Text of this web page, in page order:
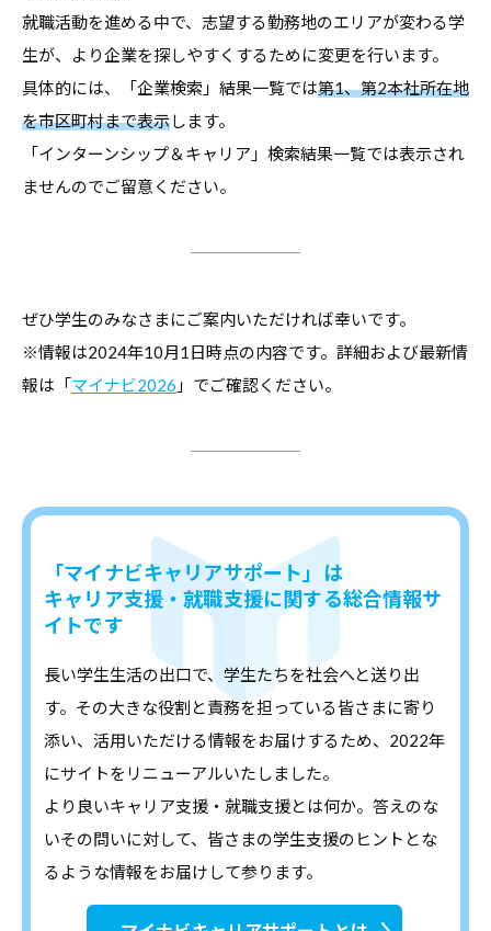
就職活動を進める中で、志望する勤務地のエリアが変わる学
生が、より企業を探しやすくするために変更を行います。
具体的には、「企業検索」結果一覧では第1、第2本社所在地
を市区町村まで表示します。
「インターンシップ＆キャリア」検索結果一覧では表示され
ませんのでご留意ください。
ぜひ学生のみなさまにご案内いただければ幸いです。
※情報は2024年10月1日時点の内容です。詳細および最新情
報は「マイナビ2026 」でご確認ください。
「マイナビキャリアサポート」は
キャリア支援・就職支援に関する総合情報サ
イトです
長い学生生活の出口で、学生たちを社会へと送り出
す。その大きな役割と責務を担っている皆さまに寄り
添い、活用いただける情報をお届けするため、2022年
にサイトをリニューアルいたしました。
より良いキャリア支援・就職支援とは何か。答えのな
いその問いに対して、皆さまの学生支援のヒントとな
るような情報をお届けして参ります。